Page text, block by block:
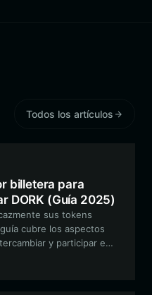
Todos los artículos
billetera para
DORK (Guía 2025)
sus tokens
cubre los aspectos
y participar en
una billetera